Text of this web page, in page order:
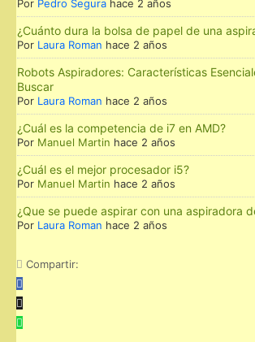
Por Pedro Segura hace 2 años
¿Cuánto dura la bolsa de papel de una
Por Laura Roman hace 2 años
Robots Aspiradores: Características
Buscar
Por Laura Roman hace 2 años
¿Cuál es la competencia de i7 en AMD?
Por Manuel Martin hace 2 años
¿Cuál es el mejor procesador i5?
Por Manuel Martin hace 2 años
¿Que se puede aspirar con una aspiradora
Por Laura Roman hace 2 años
Compartir: